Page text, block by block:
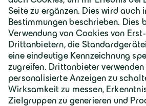
Deutschland | Deutsch
Geiger Gruppe